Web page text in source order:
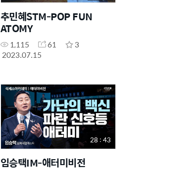
추민혜STM-POP FUN
ATOMY
1,115 61
3
2023.07.15
28 : 43
임승택IM-애터미비전